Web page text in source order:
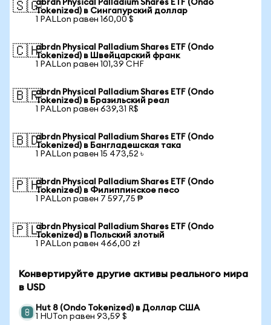
🇸🇬abrdn Physical Palladium Shares ETF (Ondo
Tokenized) в Сингапурский доллар
1 PALLon равен 160,00 $
🇨🇭abrdn Physical Palladium Shares ETF (Ondo
Tokenized) в Швейцарский франк
1 PALLon равен 101,39 CHF
🇧🇷abrdn Physical Palladium Shares ETF (Ondo
Tokenized) в Бразильский реал
1 PALLon равен 639,31 R$
🇧🇩abrdn Physical Palladium Shares ETF (Ondo
Tokenized) в Бангладешская така
1 PALLon равен 15 473,52 ৳
🇵🇭abrdn Physical Palladium Shares ETF (Ondo
Tokenized) в Филиппинское песо
1 PALLon равен 7 597,75 ₱
🇵🇱abrdn Physical Palladium Shares ETF (Ondo
Tokenized) в Польский злотый
1 PALLon равен 466,00 zł
Конвертируйте другие активы реального мира
в USD
Hut 8 (Ondo Tokenized) в Доллар США
1 HUTon равен 93,59 $